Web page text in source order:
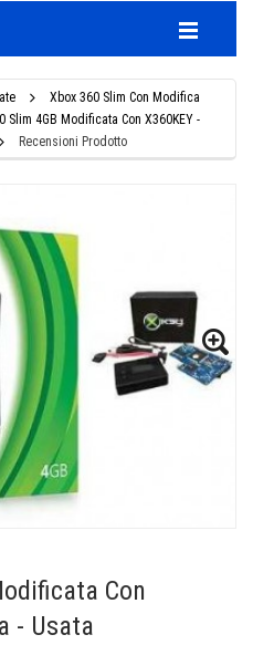
Xbox 360 Slim Con Modifica
Slim 4GB Modificata Con X360KEY -
Recensioni Prodotto
Con
- Usata